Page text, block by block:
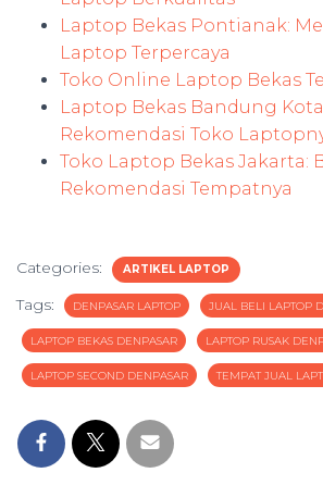
Laptop Bekas Pontianak:
Laptop Terpercaya
Toko Online Laptop Bekas
Laptop Bekas Bandung
Rekomendasi Toko
Toko Laptop Bekas Jakarta:
Rekomendasi Tempatnya
Categories: ARTIKEL LAPTOP
Tags: DENPASAR LAPTOP JUAL BELI LAPTOP
LAPTOP BEKAS DENPASAR LAPTOP RUSAK
LAPTOP SECOND DENPASAR TEMPAT JUAL